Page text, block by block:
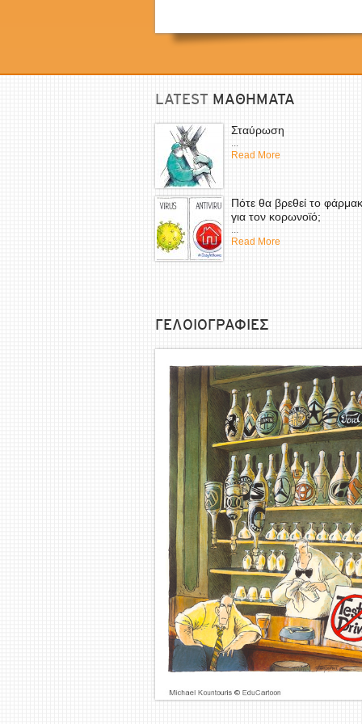
LATEST ΜΑΘΗΜΑΤΑ
Σταύρωση
...
Read More
Πότε θα βρεθεί το
για τον κορωνοϊό;
...
Read More
ΓΕΛΟΙΟΓΡΑΦΙΕΣ